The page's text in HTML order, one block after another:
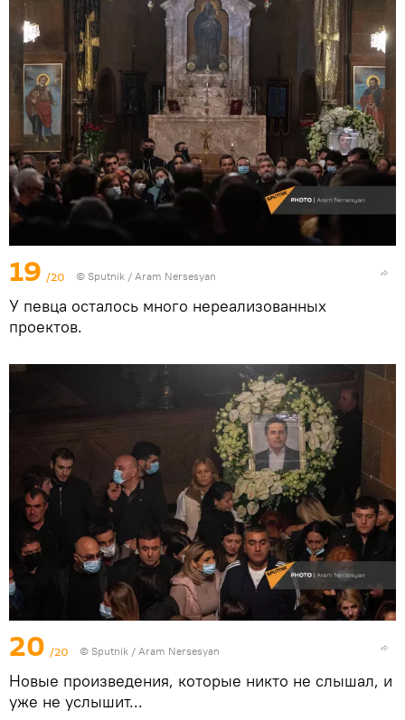
19 /20 © Sputnik / Aram Nersesyan
У певца осталось много нереализованных
проектов.
20 /20 © Sputnik / Aram Nersesyan
Новые произведения, которые никто не слышал, и
уже не услышит...